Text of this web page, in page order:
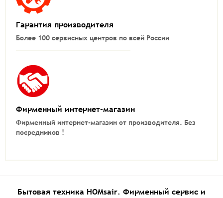
Гарантия производителя
Более 100 сервисных центров по всей России
Фирменный интернет-магазин
Фирменный интернет-магазин от производителя. Без
посредников !
Бытовая техника HOMsair. Фирменный сервис и